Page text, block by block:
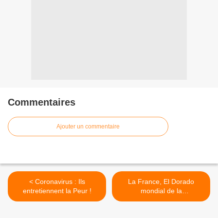
Commentaires
Ajouter un commentaire
< Coronavirus : Ils
entretiennent la Peur !
La France, El Dorado
mondial de la
pédocriminalité –